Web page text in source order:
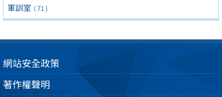
軍訓室 ( 71 )
網站安全政策
著作權聲明